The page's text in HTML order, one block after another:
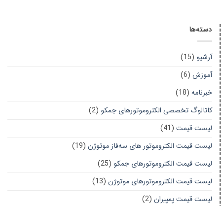
دسته‌ها
آرشیو (15)
آموزش (6)
خبرنامه (18)
کاتالوگ تخصصی الکتروموتورهای جمکو (2)
لیست قیمت (41)
لیست قیمت الکتروموتور های سه‌فاز موتوژن (19)
لیست قیمت الکتروموتورهای جمکو (25)
لیست قیمت الکتروموتورهای موتوژن (13)
لیست قیمت پمپیران (2)